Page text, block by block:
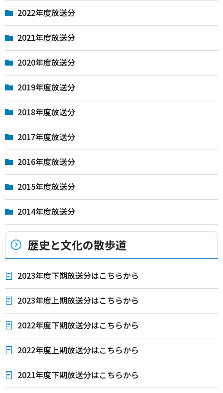
2022年度放送分
2021年度放送分
2020年度放送分
2019年度放送分
2018年度放送分
2017年度放送分
2016年度放送分
2015年度放送分
2014年度放送分
歴史と文化の散歩道
2023年度下期放送分はこちらから
2023年度上期放送分はこちらから
2022年度下期放送分はこちらから
2022年度上期放送分はこちらから
2021年度下期放送分はこちらから